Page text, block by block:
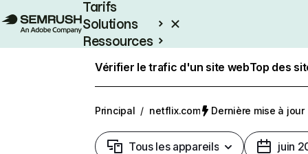
Tarifs
Solutions
Ressources
Vérifier le trafic d'un site webTop des
Principal / netflix.com Dernière mise à jour
Tous les appareils juin